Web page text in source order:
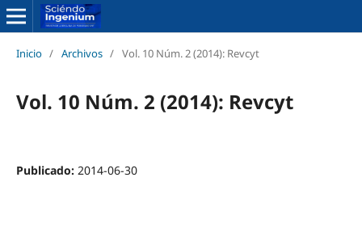
Inicio / Archivos / Vol. 10 Núm. 2 (2014): Revcyt
Vol. 10 Núm. 2 (2014): Revcyt
Publicado: 2014-06-30